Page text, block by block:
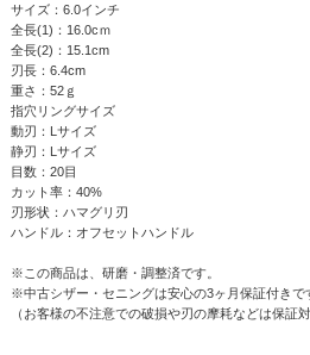
サイズ：6.0インチ
全長(1)：16.0cｍ
全長(2)：15.1cm
刃長：6.4cm
重さ：52ｇ
指穴リングサイズ
動刃：Lサイズ
静刃：Lサイズ
目数：20目
カット率：40%
刃形状：ハマグリ刃
ハンドル：オフセットハンドル
※この商品は、研磨・調整済です。
※中古シザー・セニングは安心の3ヶ月保証付きで
（お客様の不注意での破損や刃の摩耗などは保証